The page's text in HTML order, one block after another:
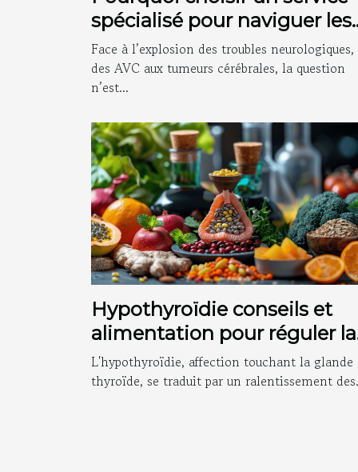
spécialisé pour naviguer les
maladies du cerveau ?
Face à l’explosion des troubles neurologiques,
des AVC aux tumeurs cérébrales, la question
n’est...
Hypothyroïdie conseils et
alimentation pour réguler la
thyroïde
L'hypothyroïdie, affection touchant la glande
thyroïde, se traduit par un ralentissement